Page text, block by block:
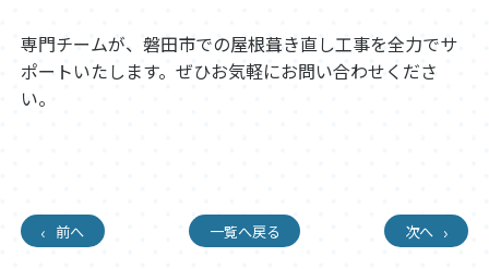
専門チームが、磐田市での屋根葺き直し工事を全力でサ
ポートいたします。ぜひお気軽にお問い合わせくださ
い。
前へ 一覧へ戻る 次へ